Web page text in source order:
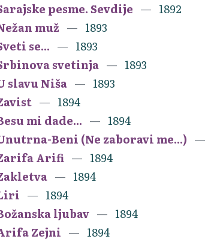
pesme. Sevdije
1892
muž
1893
se...
1893
svetinja
1893
slavu Niša
1893
1894
mi dade...
1894
Beni (Ne zaboravi me...)
Arifi
1894
1894
1894
ljubav
1894
Zejni
1894